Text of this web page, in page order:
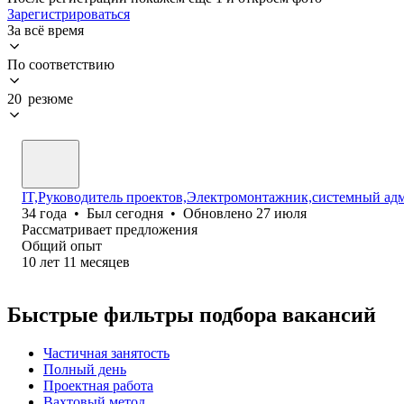
Зарегистрироваться
За всё время
По соответствию
20 резюме
IT,Руководитель проектов,Электромонтажник,системный
34 года • Был сегодня • Обновлено 27 июля
Рассматривает предложения
Общий опыт
10 лет 11 месяцев
Быстрые фильтры подбора вакансий
Частичная занятость
Полный день
Проектная работа